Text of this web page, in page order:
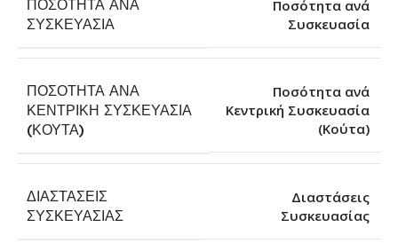
ΠΟΣΌΤΗΤΑ ΑΝΆ
ΣΥΣΚΕΥΑΣΊΑ
Ποσότητα ανά
Συσκευασία
ΠΟΣΌΤΗΤΑ ΑΝΆ
ΚΕΝΤΡΙΚΉ ΣΥΣΚΕΥΑΣΊΑ
(ΚΟΎΤΑ)
Ποσότητα ανά
Κεντρική Συσκευασία
(Κούτα)
ΔΙΑΣΤΆΣΕΙΣ
ΣΥΣΚΕΥΑΣΊΑΣ
Διαστάσεις
Συσκευασίας